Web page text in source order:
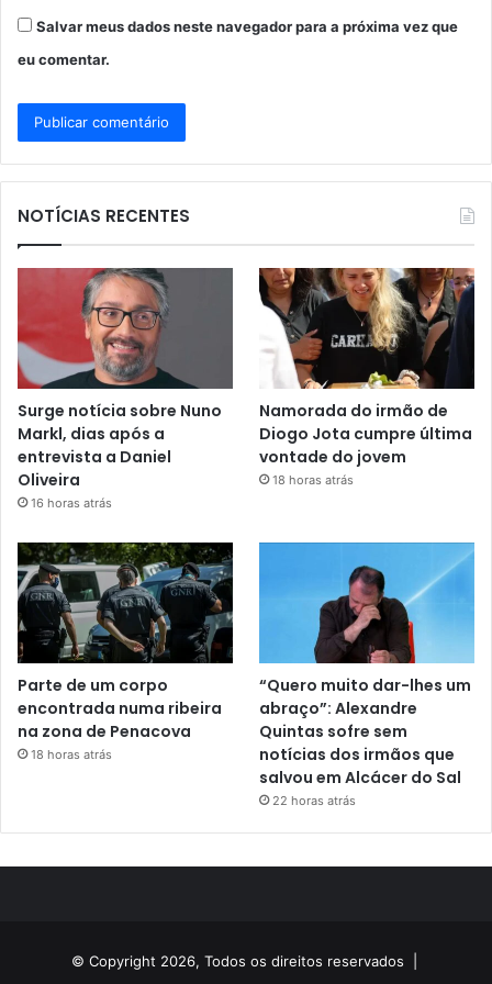
Salvar meus dados neste navegador para a próxima vez que
eu comentar.
NOTÍCIAS RECENTES
Surge notícia sobre Nuno
Markl, dias após a
entrevista a Daniel
Oliveira
16 horas atrás
Namorada do irmão de
Diogo Jota cumpre última
vontade do jovem
18 horas atrás
Parte de um corpo
encontrada numa ribeira
na zona de Penacova
18 horas atrás
“Quero muito dar-lhes um
abraço”: Alexandre
Quintas sofre sem
notícias dos irmãos que
salvou em Alcácer do Sal
22 horas atrás
© Copyright 2026, Todos os direitos reservados |